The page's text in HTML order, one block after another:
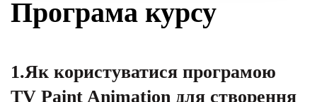
2.Аналіз сторітелінгу на
Принцип деконструкції: як створювалися
найкращі епізоди в блокбастерах.